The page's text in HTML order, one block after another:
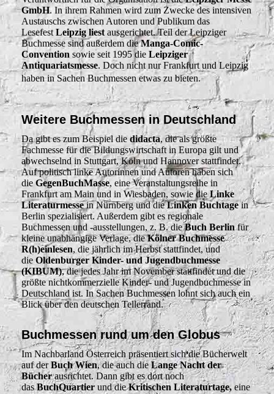
GmbH. In ihrem Rahmen wird zum Zwecke des intensiven
Austauschs zwischen Autoren und Publikum das
LesefestLeipzig liest ausgerichtet. Teil der Leipziger
Buchmesse sind außerdem dieManga-Comic-
Convention sowie seit 1995 die Leipziger
Antiquariatsmesse. Doch nicht nur Frankfurt und Leipzig
haben in Sachen Buchmessen etwas zu bieten.
Weitere Buchmessen in Deutschland
Da gibt es zum Beispiel die didacta, die als größte
Fachmesse für die Bildungswirtschaft in Europa gilt und
abwechselnd in Stuttgart, Köln und Hannover stattfindet.
Auf politisch linke Autorinnen und Autoren haben sich
dieGegenBuchMasse, eine Veranstaltungsreihe in
Frankfurt am Main und in Wiesbaden, sowie dieLinke
Literaturmessein Nürnberg und dieLinken Buchtagein
Berlin spezialisiert. Außerdem gibt es regionale
Buchmessen und ‑ausstellungen, z. B. dieBuch Berlinfür
kleine unabhängige Verlage, dieKölner Buchmesse
R(h)einlesen, die jährlich im Herbst stattfindet, und
die Oldenburger Kinder- und Jugendbuchmesse
(KIBUM), die jedes Jahr im November stattfindet und die
größte nichtkommerzielle Kinder- und Jugendbuchmesse in
Deutschland ist. In Sachen Buchmessen lohnt sich auch ein
Blick über den deutschen Tellerrand.
Buchmessen rund um den Globus
Im Nachbarland Österreich präsentiert sich die Bücherwelt
auf derBuch Wien, die auch dieLange Nacht der
Bücherausrichtet. Dann gibt es dort noch
dasBuchQuartier und dieKritischen Literaturtage, eine